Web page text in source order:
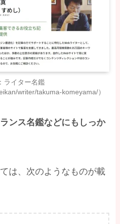
ライター名鑑
writer/takuma-komeyama/）
ンス名鑑などにもしっか
は、次のようなものが載